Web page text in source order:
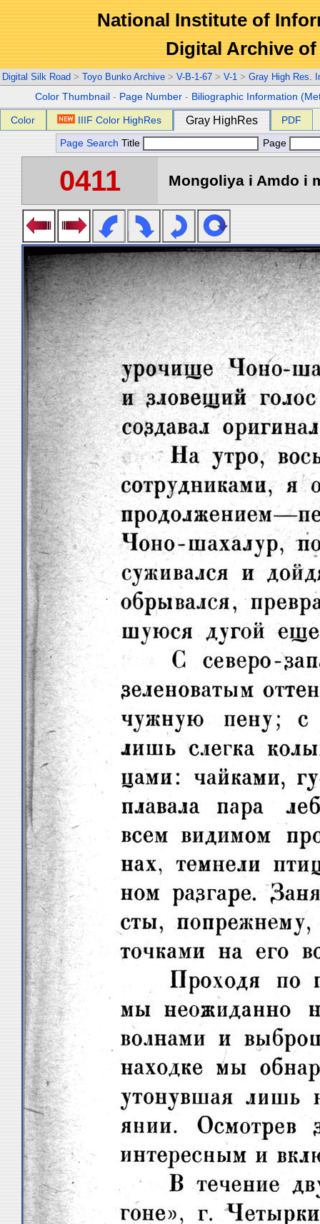
National Institute of
Digital Archive
Digital Silk Road > Toyo Bunko Archive > V-B-1-67 > V-1 > Gray High Res.
Color Thumbnail - Page Number - Biliographic Information
Color IIIF Color HighRes Gray HighRes PDF
Page Search Title Page
0411 Mongoliya i Amdo i